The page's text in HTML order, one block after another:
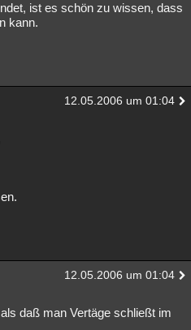
ist es schön zu wissen, dass
kann.
12.05.2006 um 01:04
12.05.2006 um 01:04
daß man Vertäge schließt im